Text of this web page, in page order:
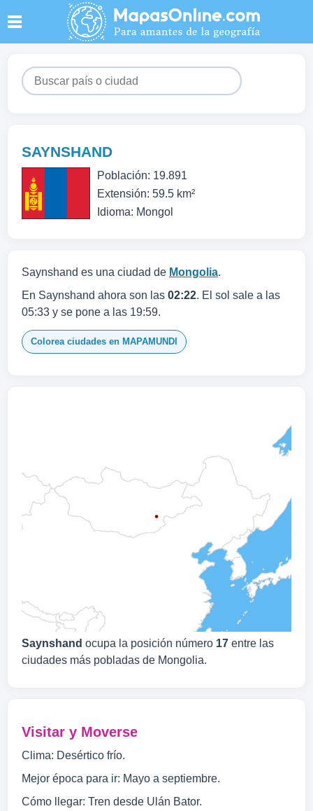
SAYNSHAND
Población: 19.891
Extensión: 59.5 km²
Idioma: Mongol
Saynshand es una ciudad de Mongolia.
En Saynshand ahora son las 02:22. El sol sale a las
05:33 y se pone a las 19:59.
Colorea ciudades en MAPAMUNDI
Saynshand ocupa la posición número 17 entre las
ciudades más pobladas de Mongolia.
Visitar y Moverse
Clima: Desértico frío.
Mejor época para ir: Mayo a septiembre.
Cómo llegar: Tren desde Ulán Bator.